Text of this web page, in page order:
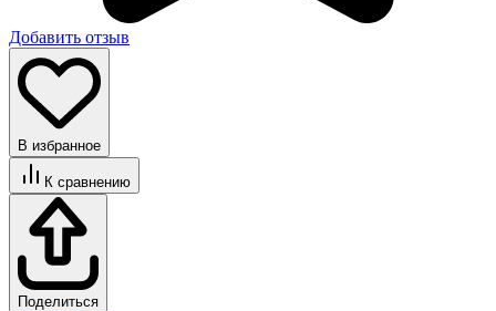
Добавить отзыв
В избранное
К сравнению
Поделиться